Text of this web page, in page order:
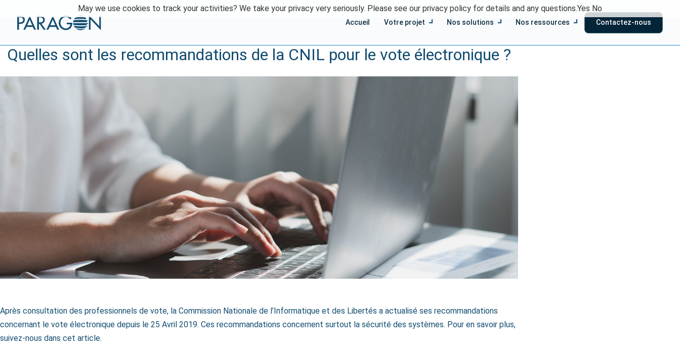
content
Accueil Votre projet Nos solutions Nos ressources Contactez-nous
Quelles sont les recommandations de la CNIL pour le vote électronique ?
Après consultation des professionnels de vote, la Commission Nationale de l’Informatique et des Libertés a actualisé ses recommandations
concernant le vote électronique depuis le 25 Avril 2019. Ces recommandations concernent surtout la sécurité des systèmes. Pour en savoir plus,
suivez-nous dans cet article.
May we use cookies to track your activities? We take your privacy very seriously. Please see our privacy policy for details and any questions.Yes No